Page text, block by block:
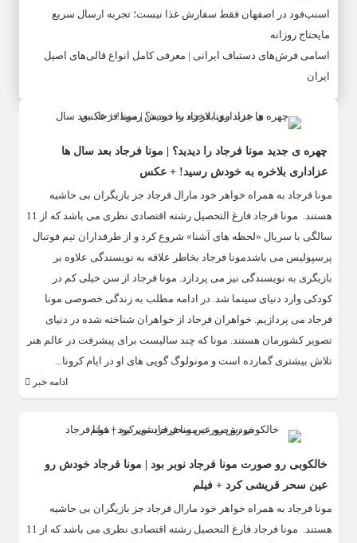
اسنپ‌فود در اصفهان فقط سفارش غذا نیست؛ تجربه ارسال سریع
مایحتاج روزانه
اسامی فرش‌های دستباف ایرانی | معرفی کامل انواع قالی‌های اصیل
ایران
چهره ی جدید مونا فرجاد را دیدید؟ | مونا فرجاد بعد سال ها
عزاداری بلاخره به خودش رسید! + عکس
مونا فرجاد به همراه خواهر خود مارال فرجاد جز بازیگران بی حاشیه
هستند. مونا فرجاد فارغ التحصیل رشته اقتصادی نظری می باشد که از 11
سالگی با سریال «لحظه های آشنا» شروع کرد و از طرفداران تیم فوتبال
پرسپولیس می باشدمونا فرجاد بخاطر علاقه به نویسندگی علاوه بر
بازیگری به نویسندگی نیز می پردازد. مونا فرجاد از سن خیلی کم در
کودکی وارد دنیای سینما شد. در ادامه مطلب به زندگی خصوصی مونا
فرجاد می پردازیم. خواهران فرجاد از خواهران شناخته شده در دنیای
تصویر کشورمان هستند. مونا که چند سالیست برای پیشرفت در عالم هنر
تلاش بیشتری گمارده است و مونولوگ گویی های او در ایام کرونا...
ادامه خبر
خالکوبی رو صورت مونا فرجاد نوبر بود | مونا فرجاد خودش رو
عین سحر قریشی کرد + فیلم
مونا فرجاد به همراه خواهر خود مارال فرجاد جز بازیگران بی حاشیه
هستند. مونا فرجاد فارغ التحصیل رشته اقتصادی نظری می باشد که از 11